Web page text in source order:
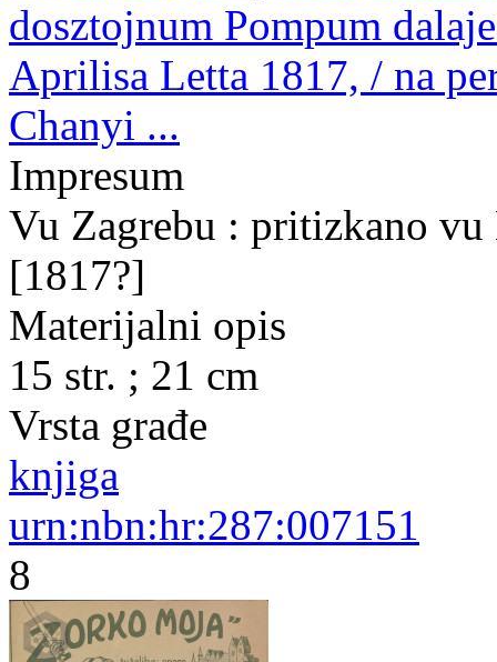
dosztojnum Pompum
Aprilisa Letta 1817, / na
Chanyi ...
Impresum
Vu Zagrebu : pritizkano
[1817?]
Materijalni opis
15 str. ; 21 cm
Vrsta građe
knjiga
urn:nbn:hr:287:007151
8